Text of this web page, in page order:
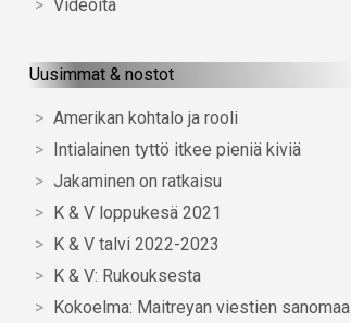
Videoita
Uusimmat & nostot
Amerikan kohtalo ja rooli
Intialainen tyttö itkee pieniä kiviä
Jakaminen on ratkaisu
K & V loppukesä 2021
K & V talvi 2022-2023
K & V: Rukouksesta
Kokoelma: Maitreyan viestien sanomaa